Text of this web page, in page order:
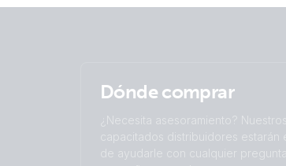
Dónde comprar
¿Necesita asesoramiento?
capacitados distribuidores estarán
de ayudarle con cualquier